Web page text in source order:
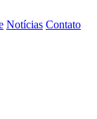
Notícias Contato